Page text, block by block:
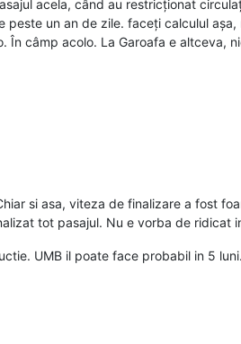
acela, când au restricționat
un an de zile. faceți calculul
câmp acolo. La Garoafa e altceva,
si asa, viteza de finalizare a fost
tot pasajul. Nu e vorba de ridicat
UMB il poate face probabil in 5